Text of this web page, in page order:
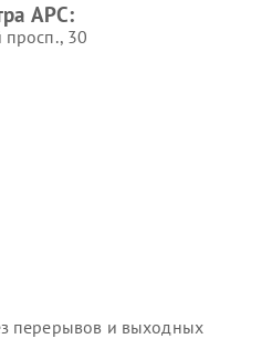
APC:
просп., 30
перерывов и выходных